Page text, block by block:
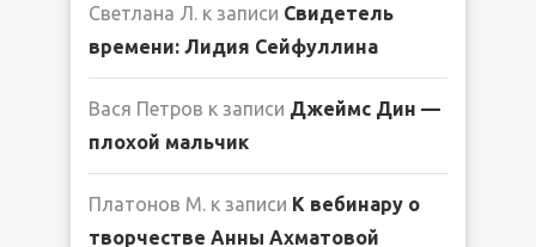
Светлана Л. к записи Свидетель
времени: Лидия Сейфуллина
Вася Петров к записи Джеймс Дин —
плохой мальчик
Платонов М. к записи К вебинару о
творчестве Анны Ахматовой